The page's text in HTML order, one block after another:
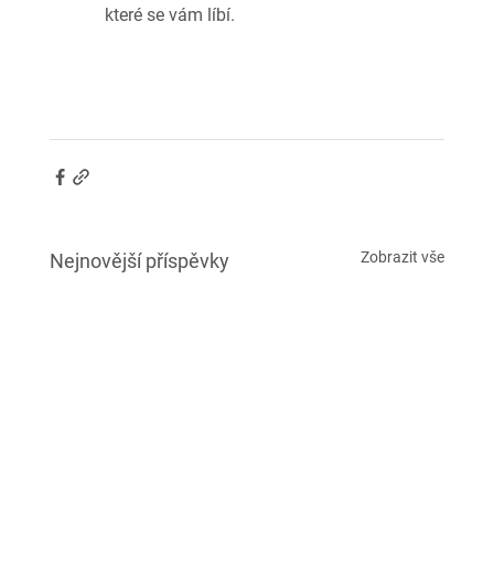
které se vám líbí.
Nejnovější příspěvky Zobrazit vše